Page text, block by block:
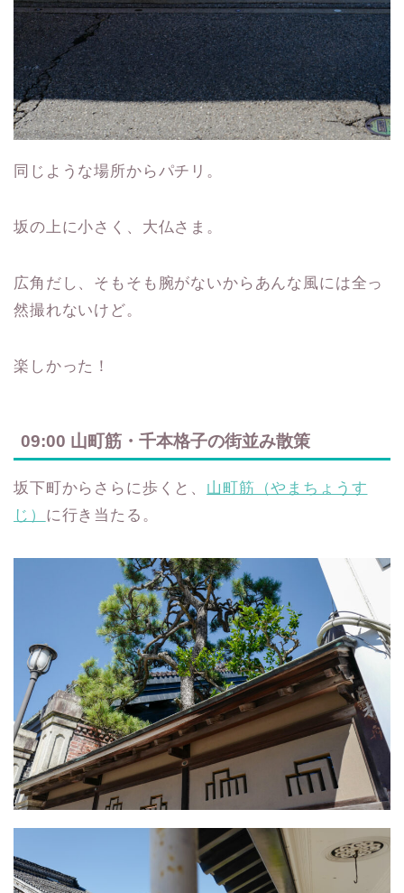
同じような場所からパチリ。
坂の上に小さく、大仏さま。
広角だし、そもそも腕がないからあんな風には全っ
然撮れないけど。
楽しかった！
09:00 山町筋・千本格子の街並み散策
坂下町からさらに歩くと、 山町筋（やまちょうす
じ） に行き当たる。